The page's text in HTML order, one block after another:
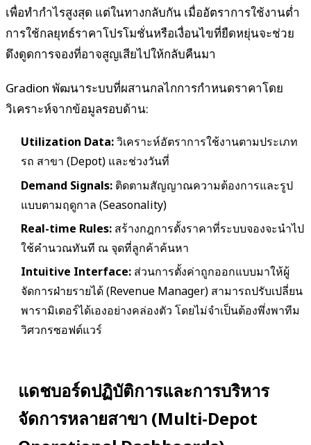
เพื่อทำกำไรสูงสุด แต่ในทางกลับกัน เมื่ออัตราการใช้งานต่ำ
การใช้กลยุทธ์ราคาโปรโมชั่นหรือเงื่อนไขที่ยืดหยุ่นจะช่วย
ดึงดูดการจองที่อาจสูญเสียไปให้กลับคืนมา
Gradion พัฒนาระบบที่ผสานกลไกการกำหนดราคาโดย
วิเคราะห์จากข้อมูลรอบด้าน:
Utilization Data:วิเคราะห์อัตราการใช้งานตามประเภท
รถ สาขา (Depot) และช่วงวันที่
Demand Signals: ติดตามสัญญาณความต้องการและรูป
แบบตามฤดูกาล (Seasonality)
Real-time Rules: สร้างกฎการตั้งราคาที่ระบบจองจะนำไป
ใช้คำนวณทันที ณ จุดที่ลูกค้าค้นหา
Intuitive Interface: ส่วนการตั้งค่าถูกออกแบบมาให้ผู้
จัดการฝ่ายรายได้ (Revenue Manager) สามารถปรับเปลี่ยน
พารามิเตอร์ได้เองอย่างคล่องตัว โดยไม่จำเป็นต้องพึ่งพาทีม
วิศวกรซอฟต์แวร์
แดชบอร์ดปฏิบัติการและการบริหาร
จัดการหลายสาขา (Multi-Depot